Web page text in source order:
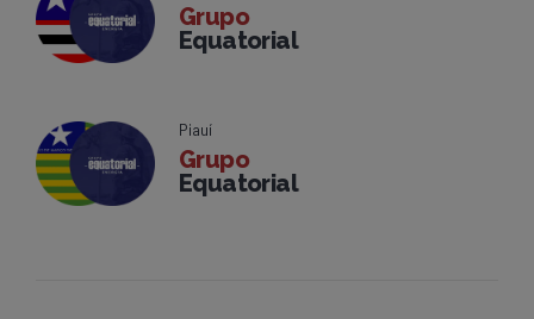
Grupo
Equatorial
Piauí
Grupo
Equatorial